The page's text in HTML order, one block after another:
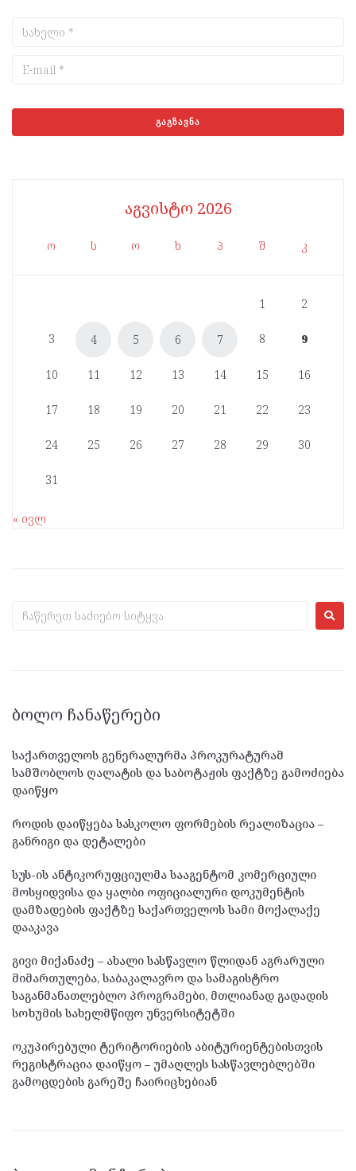
აგვისტო 2026
ო ს ო ხ პ შ კ
1 2
3 4 5 6 7 8 9
10 11 12 13 14 15 16
17 18 19 20 21 22 23
24 25 26 27 28 29 30
31
« ივლ
ᲑᲝᲚᲝ ᲩᲐᲜᲐᲬᲔᲠᲔᲑᲘ
საქართველოს გენერალურმა პროკურატურამ
სამშობლოს ღალატის და საბოტაჟის ფაქტზე გამოძიება
დაიწყო
როდის დაიწყება სასკოლო ფორმების რეალიზაცია –
განრიგი და დეტალები
სუს-ის ანტიკორუფციულმა სააგენტომ კომერციული
მოსყიდვისა და ყალბი ოფიციალური დოკუმენტის
დამზადების ფაქტზე საქართველოს სამი მოქალაქე
დააკავა
გივი მიქანაძე – ახალი სასწავლო წლიდან აგრარული
მიმართულება, საბაკალავრო და სამაგისტრო
საგანმანათლებლო პროგრამები, მთლიანად გადადის
სოხუმის სახელმწიფო უნვერსიტეტში
ოკუპირებული ტერიტორიების აბიტურიენტებისთვის
რეგისტრაცია დაიწყო – უმაღლეს სასწავლებლებში
გამოცდების გარეშე ჩაირიცხებიან